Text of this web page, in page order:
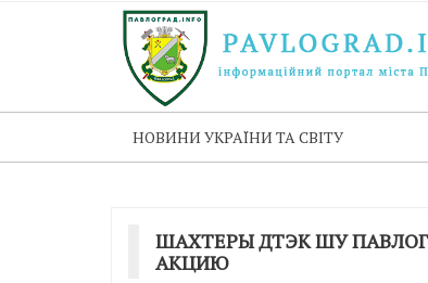
НОВИНИ УКРАЇНИ ТА СВІТУ
ШАХТЕРЫ ДТЭК ШУ
АКЦИЮ